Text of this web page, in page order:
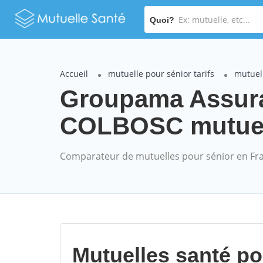
Quoi?
Accueil mutuelle pour sénior tarifs
Groupama
COLBOSC
Comparateur de mutuelles pour sénior en
Mutuelles santé